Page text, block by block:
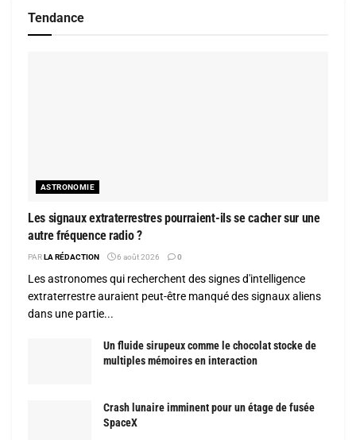
Tendance
ASTRONOMIE
Les signaux extraterrestres pourraient-ils se cacher sur une
autre fréquence radio ?
PAR LA RÉDACTION 6 août 2026 0
Les astronomes qui recherchent des signes d'intelligence
extraterrestre auraient peut-être manqué des signaux aliens
dans une partie...
Un fluide sirupeux comme le chocolat stocke de
multiples mémoires en interaction
Crash lunaire imminent pour un étage de fusée
SpaceX